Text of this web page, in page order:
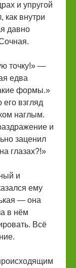
и упругой
как внутри
давно
точку!» —
едва
формы.»
взгляд
наглым.
и
заценил
глазах?!»
и
ему
— она
в нём
Всё